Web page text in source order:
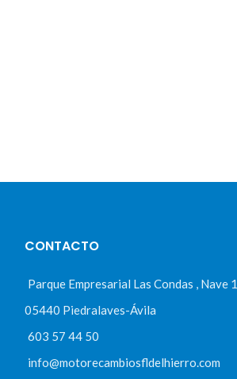
CONTACTO
Parque Empresarial Las Condas , Nave 1
05440 Piedralaves-Ávila
603 57 44 50
info@motorecambiosfldelhierro.com